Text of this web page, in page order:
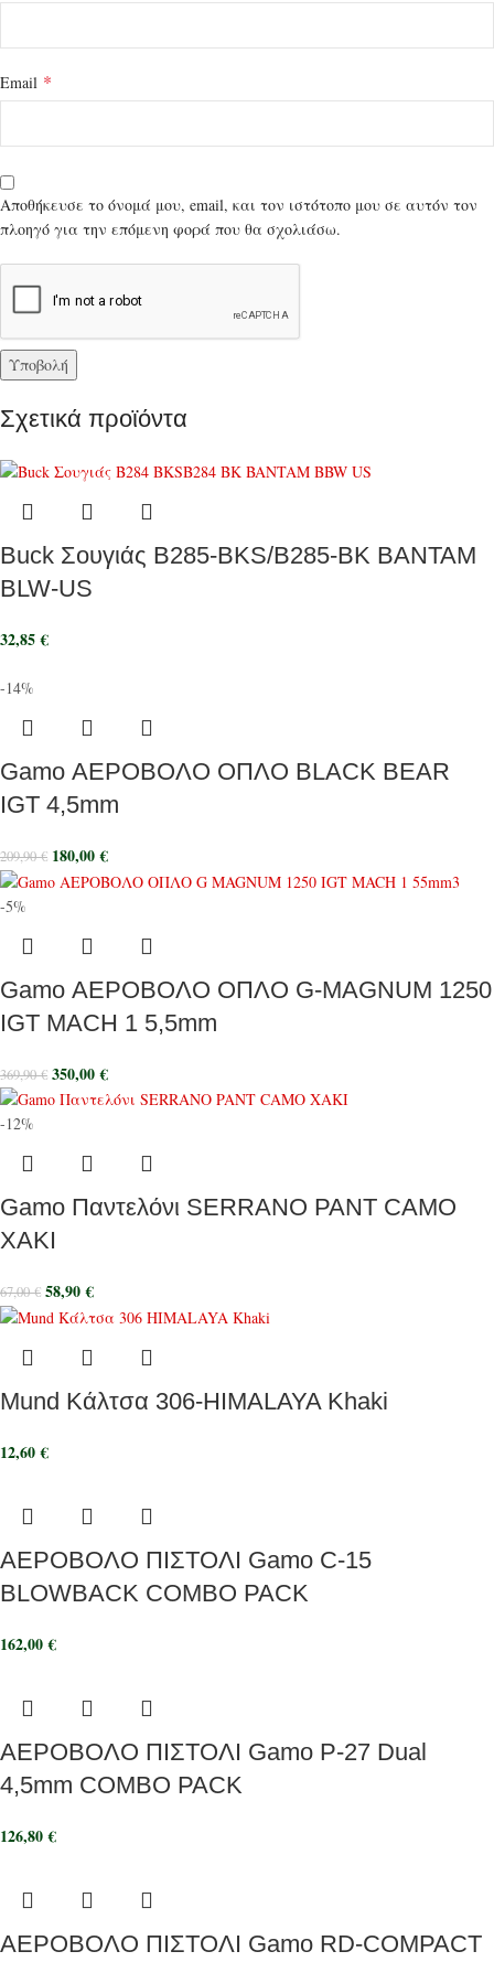
Email *
Αποθήκευσε το όνομά μου, email, και τον ιστότοπο μου σε αυτόν τον
πλοηγό για την επόμενη φορά που θα σχολιάσω.
Σχετικά προϊόντα
Buck Σουγιάς B285-BKS/B285-BK BANTAM
BLW-US
32,85€
-14%
Gamo ΑΕΡΟΒΟΛΟ ΟΠΛΟ BLACK BEAR
IGT 4,5mm
209,90€ 180,00€
-5%
Gamo ΑΕΡΟΒΟΛΟ ΟΠΛΟ G-MAGNUM 1250
IGT MACH 1 5,5mm
369,90€ 350,00€
-12%
Gamo Παντελόνι SERRANO PANT CAMO
ΧΑΚΙ
67,00€ 58,90€
Mund Κάλτσα 306-HIMALAYA Khaki
12,60€
ΑΕΡΟΒΟΛΟ ΠΙΣΤΟΛΙ Gamo C-15
BLOWBACK COMBO PACK
162,00€
ΑΕΡΟΒΟΛΟ ΠΙΣΤΟΛΙ Gamo P-27 Dual
4,5mm COMBO PACK
126,80€
ΑΕΡΟΒΟΛΟ ΠΙΣΤΟΛΙ Gamo RD-COMPACT